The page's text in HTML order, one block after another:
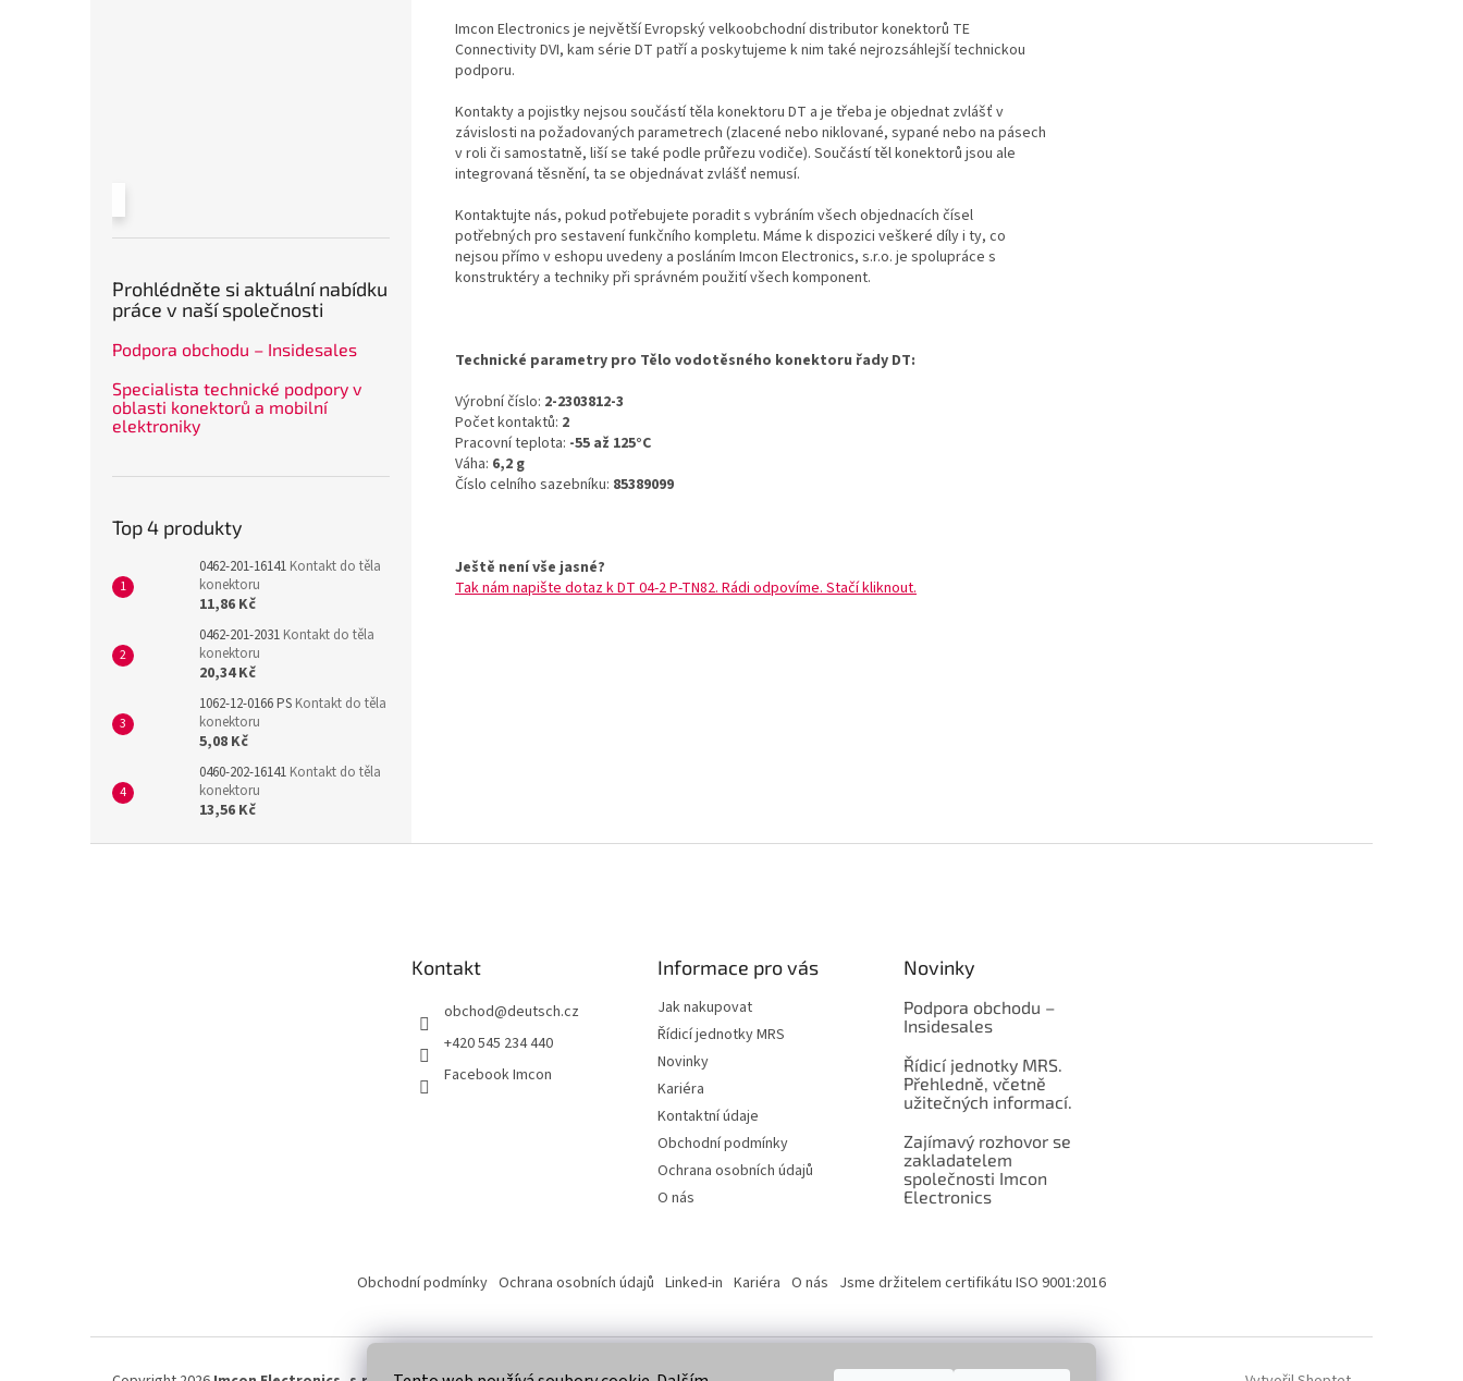
Prohlédněte si aktuální nabídku
práce v naší společnosti
Podpora obchodu – Insidesales
Specialista technické podpory v
oblasti konektorů a mobilní
elektroniky
Top 4 produkty
0462-201-16141 Kontakt do těla
konektoru
11,86 Kč
0462-201-2031 Kontakt do těla
konektoru
20,34 Kč
1062-12-0166 PS Kontakt do těla
konektoru
5,08 Kč
0460-202-16141 Kontakt do těla
konektoru
13,56 Kč
Imcon Electronics je největší Evropský velkoobchodní distributor konektorů TE
Connectivity DVI, kam série DT patří a poskytujeme k nim také nejrozsáhlejší technickou
podporu.
Kontakty a pojistky nejsou součástí těla konektoru DT a je třeba je objednat zvlášť v
závislosti na požadovaných parametrech (zlacené nebo niklované, sypané nebo na pásech
v roli či samostatně, liší se také podle průřezu vodiče). Součástí těl konektorů jsou ale
integrovaná těsnění, ta se objednávat zvlášť nemusí.
Kontaktujte nás, pokud potřebujete poradit s vybráním všech objednacích čísel
potřebných pro sestavení funkčního kompletu. Máme k dispozici veškeré díly i ty, co
nejsou přímo v eshopu uvedeny a posláním Imcon Electronics, s.r.o. je spolupráce s
konstruktéry a techniky při správném použití všech komponent.
Technické parametry pro Tělo vodotěsného konektoru řady DT:
Výrobní číslo: 2-2303812-3
Počet kontaktů: 2
Pracovní teplota: -55 až 125°C
Váha: 6,2 g
Číslo celního sazebníku: 85389099
Ještě není vše jasné?
Tak nám napište dotaz k DT 04-2 P-TN82. Rádi odpovíme. Stačí kliknout.
Kontakt
obchod@deutsch.cz
+420 545 234 440
Facebook Imcon
Informace pro vás
Jak nakupovat
Řídicí jednotky MRS
Novinky
Kariéra
Kontaktní údaje
Obchodní podmínky
Ochrana osobních údajů
O nás
Novinky
Podpora obchodu –
Insidesales
Řídicí jednotky MRS.
Přehledně, včetně
užitečných informací.
Zajímavý rozhovor se
zakladatelem
společnosti Imcon
Electronics
Obchodní podmínky Ochrana osobních údajů Linked-in Kariéra O nás Jsme držitelem certifikátu ISO 9001:2016